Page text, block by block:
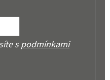
spodmínkami